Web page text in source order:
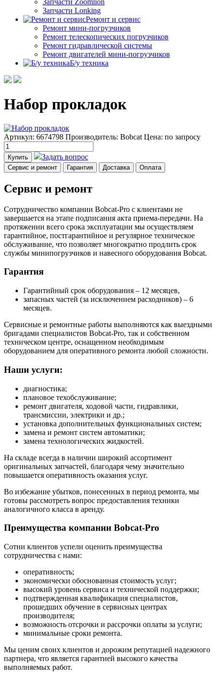
Запчасти Zoomlion
Запчасти Lonking
Ремонт и сервис
Ремонт мини-погрузчиков
Ремонт телескопических погрузчиков
Ремонт гидравлической системы
Ремонт двигателей мини-погрузчиков
Б/у техника
Набор прокладок
Артикул: 6674798 Производитель: Bobcat Цена: по запросу
Купить Задать вопрос
Сервис и ремонт Гарантия Доставка Оплата
Сервис и ремонт
Сотрудничество компании Bobcat-Pro с клиентами не
завершается на этапе подписания акта приема-передачи. На
протяжении всего срока эксплуатации мы осуществляем
гарантийное, постгарантийное и регулярное техническое
обслуживание, что позволяет многократно продлить срок
службы минипогрузчиков и навесного оборудования Bobcat.
Гарантия
Гарантийный срок оборудования – 12 месяцев,
запасных частей (за исключением расходников) – 6
месяцев.
Сервисные и ремонтные работы выполняются как выездными
бригадами специалистов Bobcat-Pro, так и собственном
техническом центре, оснащенном необходимым
оборудованием для оперативного ремонта любой сложности.
Наши услуги:
диагностика;
плановое техобслуживание;
ремонт двигателя, ходовой части, гидравлики,
трансмиссии, электрики и др.;
установка дополнительных функциональных систем;
замена и ремонт систем автоматики;
замена технологических жидкостей.
На складе всегда в наличии широкий ассортимент
оригинальных запчастей, благодаря чему значительно
повышается оперативность оказания услуг.
Во избежание убытков, понесенных в период ремонта, мы
готовы рассмотреть вопрос предоставления техники
аналогичного класса в аренду.
Преимущества компании Bobcat-Pro
Сотни клиентов успели оценить преимущества
сотрудничества с нами:
оперативность;
экономически обоснованная стоимость услуг;
высокий уровень сервиса и технической поддержки;
подтвержденная квалификация специалистов,
прошедших обучение в сервисных центрах
производителя;
возможность отсрочки и рассрочки оплаты за услуги;
минимальные сроки ремонта.
Мы ценим своих клиентов и дорожим репутацией надежного
партнера, что является гарантией высокого качества
выполняемых работ.